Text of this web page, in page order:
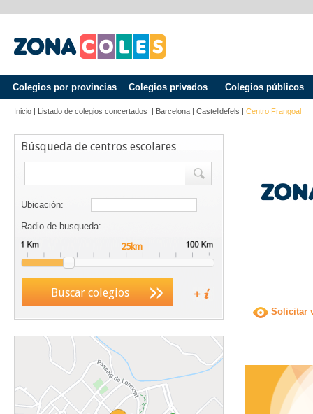
Colegios por provincias Colegios privados Colegios públicos
Inicio | Listado de colegios concertados | Barcelona | Castelldefels | Centro Frangoal
Búsqueda de centros escolares
Ubicación:
Radio de busqueda:
Buscar colegios
Solicitar